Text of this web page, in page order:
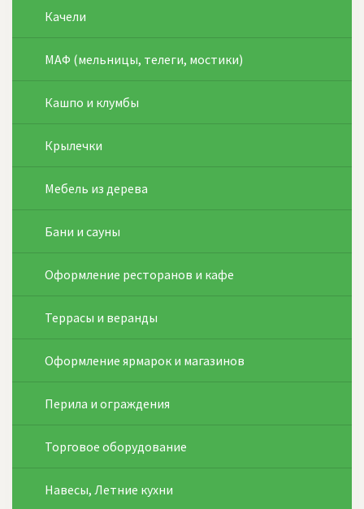
Качели
МАФ (мельницы, телеги, мостики)
Кашпо и клумбы
Крылечки
Мебель из дерева
Бани и сауны
Оформление ресторанов и кафе
Террасы и веранды
Оформление ярмарок и магазинов
Перила и ограждения
Торговое оборудование
Навесы, Летние кухни